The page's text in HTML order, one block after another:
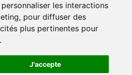
les interactions
, pour diffuser des
plus pertinentes pour
J'accepte
droits réservés.
Mentions légales
|
CGV
à Le Pontet
acheter pinatas à
de fête à Montpellier
achat déguisements halloween à